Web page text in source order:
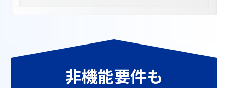
非機能要件も